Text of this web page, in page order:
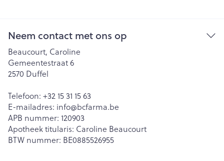
Neem contact met ons op
Beaucourt, Caroline
Gemeentestraat 6
2570 Duffel
Telefoon: +32 15 31 15 63
E-mailadres: info@bcfarma.be
APB nummer: 120903
Apotheek titularis: Caroline Beaucourt
BTW nummer: BE0885526955